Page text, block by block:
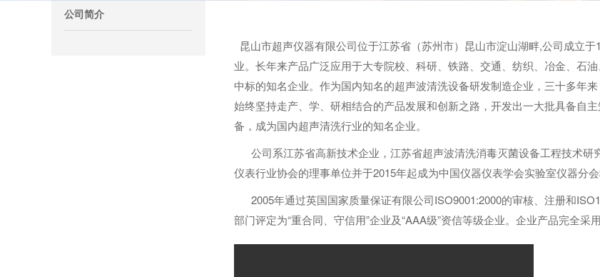
公司简介
昆山市超声仪器有限公司位于江苏省（苏州市）昆山市淀山湖畔,公司成立
业。长年来产品广泛应用于大专院校、科研、铁路、交通、纺织、冶金、石
中标的知名企业。作为国内知名的超声波清洗设备研发制造企业，三十多年
始终坚持走产、学、研相结合的产品发展和创新之路，开发出一大批具备自
备，成为国内超声清洗行业的知名企业。
公司系江苏省高新技术企业，江苏省超声波清洗消毒灭菌设备工程技术研
仪表行业协会的理事单位并于2015年起成为中国仪器仪表学会实验室仪器分会
2005年通过英国国家质量保证有限公司ISO9001:2000的审核、注册和
部门评定为“重合同、守信用”企业及“AAA级”资信等级企业。企业产品完全